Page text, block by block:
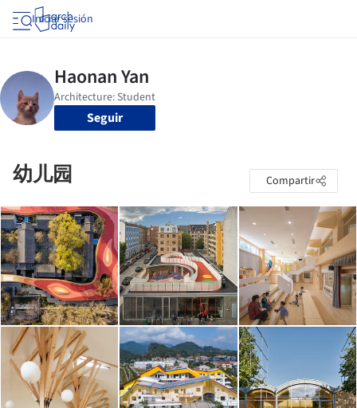
Iniciar sesión
Seguir
幼儿园 Compartir